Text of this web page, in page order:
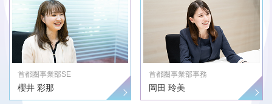
首都圏事業部SE
櫻井 彩那
首都圏事業部事務
岡田 玲美